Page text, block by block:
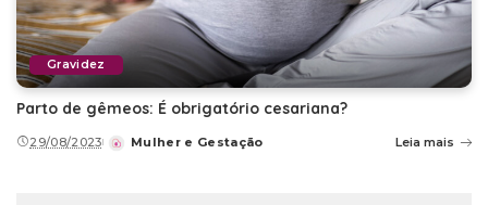
Gravidez
Parto de gêmeos: É obrigatório cesariana?
29/08/2023
Posted
Mulher e Gestação Leia mais